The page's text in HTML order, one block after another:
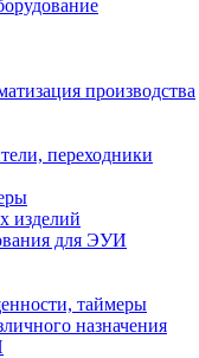
производства
переходники
изделий
для ЭУИ
таймеры
назначения